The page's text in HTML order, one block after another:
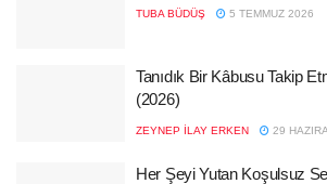
TUBA BÜDÜŞ 5 TEMMUZ 2026
Tanıdık Bir Kâbusu Takip
(2026)
ZEYNEP İLAY ERKEN 29
Her Şeyi Yutan Koşulsuz